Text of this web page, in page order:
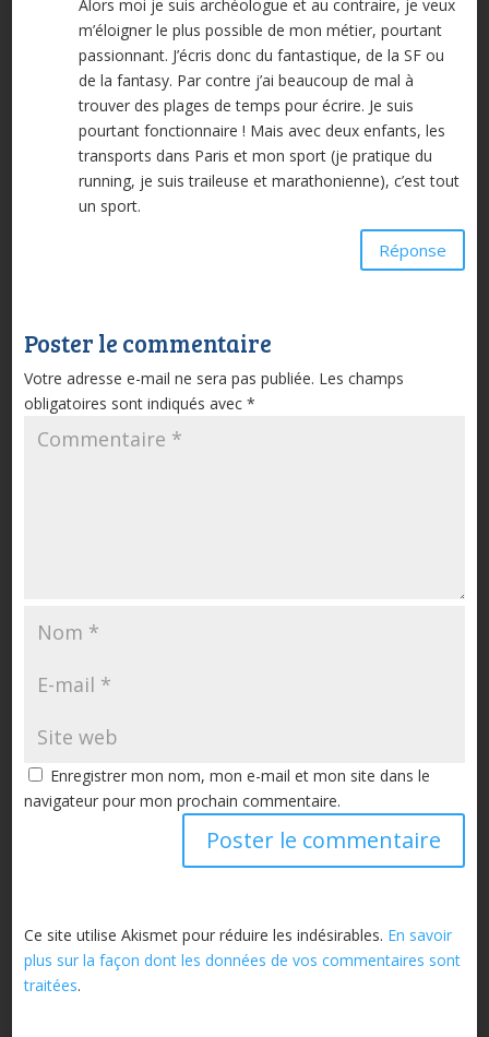
Alors moi je suis archéologue et au contraire, je veux
m’éloigner le plus possible de mon métier, pourtant
passionnant. J’écris donc du fantastique, de la SF ou
de la fantasy. Par contre j’ai beaucoup de mal à
trouver des plages de temps pour écrire. Je suis
pourtant fonctionnaire ! Mais avec deux enfants, les
transports dans Paris et mon sport (je pratique du
running, je suis traileuse et marathonienne), c’est tout
un sport.
Réponse
Poster le commentaire
Votre adresse e-mail ne sera pas publiée. Les champs
obligatoires sont indiqués avec *
Enregistrer mon nom, mon e-mail et mon site dans le
navigateur pour mon prochain commentaire.
Ce site utilise Akismet pour réduire les indésirables. En savoir
plus sur la façon dont les données de vos commentaires sont
traitées.